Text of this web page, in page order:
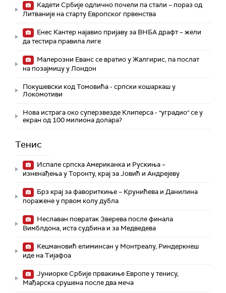
Кадети Србије одлично почели па стали – пораз од
Литваније на старту Европског првенства
Енес Кантер најавио пријаву за ВНБА драфт – жели
да тестира правила лиге
Малерозни Еванс се вратио у Жалгирис, па послат
на позајмицу у Лондон
Покушевски код Томовића - српски кошаркаш у
Локомотиви
Нова истрага око суперзвезде Клиперса - "уградио" се у
екран од 100 милиона долара?
Тенис
Испале српска Американка и Рускиња –
изненађења у Торонту, крај за Јовић и Андрејеву
Брз крај за фавориткиње – Крунићева и Данилина
поражене у првом колу дубла
Неславан повратак Зверева после финала
Вимблдона, иста судбина и за Медведева
Кецмановић елиминсан у Монтреалу, Риндеркнеш
иде на Тијафоа
Јуниорке Србије првакиње Европе у тенису,
Мађарска срушена после два меча